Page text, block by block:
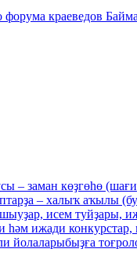
краеведов
– заман көҙгөһө
– халыҡ аҡылы
исем туйҙары,
һәм ижади конкурстар,
йолаларыбыҙға